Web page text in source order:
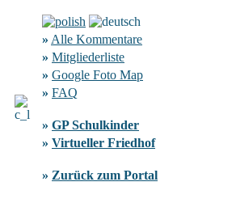
» Alle Kommentare
» Mitgliederliste
» Google Foto Map
» FAQ
» GP Schulkinder
» Virtueller Friedhof
» Zurück zum Portal